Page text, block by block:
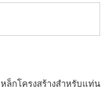
กโครงสร้างสำหรับแท่น